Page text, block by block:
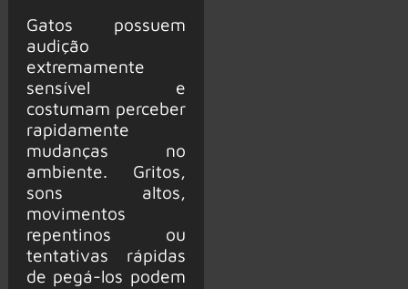
Gatos possuem
audição
extremamente
sensível e
costumam perceber
rapidamente
mudanças no
ambiente. Gritos,
sons altos,
movimentos
repentinos ou
tentativas rápidas
de pegá-los podem